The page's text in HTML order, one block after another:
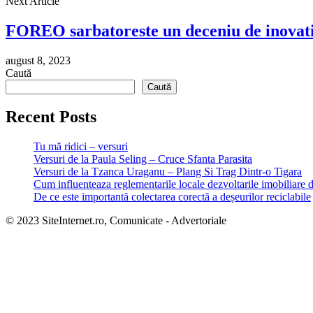
FOREO sarbatoreste un deceniu de
august 8, 2023
Caută
Caută
Recent Posts
Tu mă ridici – versuri
Versuri de la Paula Seling – Cruce Sfanta Parasita
Versuri de la Tzanca Uraganu – Plang Si Trag Dintr-o Tigara
Cum influenteaza reglementarile locale dezvoltarile imobiliare
De ce este importantă colectarea corectă a deșeurilor reciclabile
© 2023 SiteInternet.ro, Comunicate - Advertoriale